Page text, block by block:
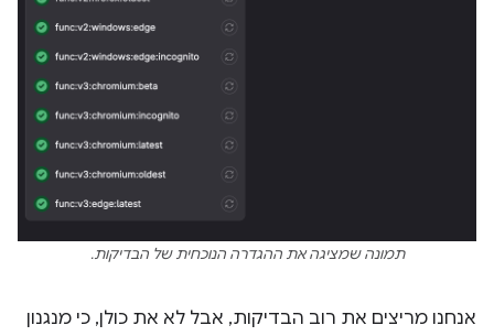
תמונה שמציגה את ההגדרה הנוכחית של הבדיקות.
אנחנו מריצים את רוב הבדיקות, אבל לא את כולן, כי מנגנון